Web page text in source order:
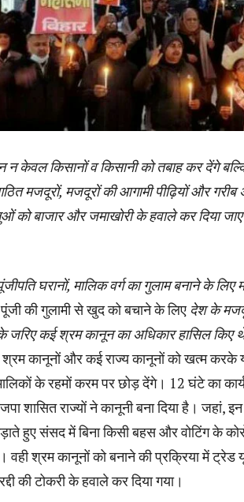
न केवल किसानों व किसानी को तबाह कर देंगे
मजदूरों, मजदूरों की आगामी पीढ़ियों और गरीब
को बाजार और जमाखोरी के हवाले कर दिया
घरानों, मालिक वर्ग का गुलाम बनाने के लिए
की गुलामी से खुद को बचाने के लिए देश के
के जरिए कई श्रम कानून का अधिकार हासिल
कानूनों और कई राज्य कानूनों को खत्म करके
के रहमों करम पर छोड़ देंगे। 12 घंटे का
शासित राज्यों ने कानूनी बना दिया है। जहां,
हुए संसद में बिना किसी बहस और वोटिंग के
वही श्रम कानूनों को बनाने की प्रक्रिया में
की टोकरी के हवाले कर दिया गया।